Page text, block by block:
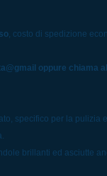
, costo di spedizione
oppure chiama
specifico per la pulizia
brillanti ed asciutte